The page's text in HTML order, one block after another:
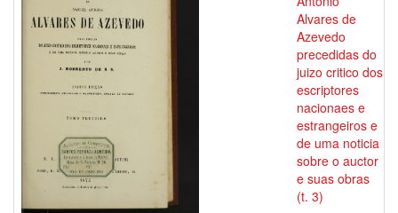
Alvares de
Azevedo
precedidas do
juizo critico dos
escriptores
nacionaes e
estrangeiros e
de uma noticia
sobre o auctor
e suas obras
(t. 3)